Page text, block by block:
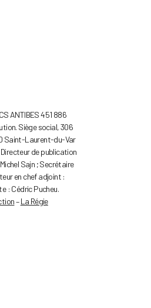
ANTIBES 451 886
Siège social, 306
Saint-Laurent-du-Var
de publication
Sajn ; Secrétaire
en chef adjoint :
: Cédric Pucheu.
–La Régie